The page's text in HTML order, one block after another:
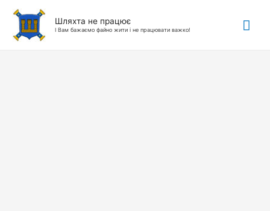
Шляхта не працює
І Вам бажаємо файно жити і не працювати важко!